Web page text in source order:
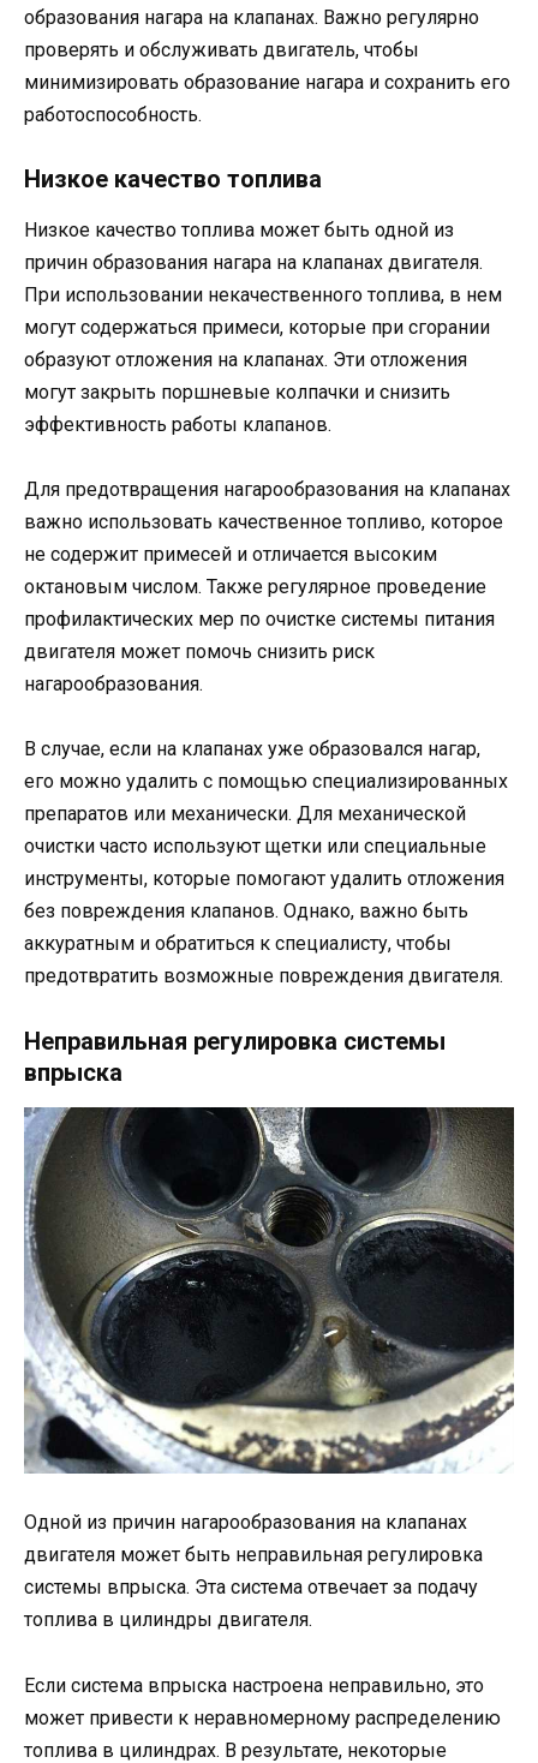
образования нагара на клапанах. Важно регулярно
проверять и обслуживать двигатель, чтобы
минимизировать образование нагара и сохранить его
работоспособность.
Низкое качество топлива
Низкое качество топлива может быть одной из
причин образования нагара на клапанах двигателя.
При использовании некачественного топлива, в нем
могут содержаться примеси, которые при сгорании
образуют отложения на клапанах. Эти отложения
могут закрыть поршневые колпачки и снизить
эффективность работы клапанов.
Для предотвращения нагарообразования на клапанах
важно использовать качественное топливо, которое
не содержит примесей и отличается высоким
октановым числом. Также регулярное проведение
профилактических мер по очистке системы питания
двигателя может помочь снизить риск
нагарообразования.
В случае, если на клапанах уже образовался нагар,
его можно удалить с помощью специализированных
препаратов или механически. Для механической
очистки часто используют щетки или специальные
инструменты, которые помогают удалить отложения
без повреждения клапанов. Однако, важно быть
аккуратным и обратиться к специалисту, чтобы
предотвратить возможные повреждения двигателя.
Неправильная регулировка системы
впрыска
Одной из причин нагарообразования на клапанах
двигателя может быть неправильная регулировка
системы впрыска. Эта система отвечает за подачу
топлива в цилиндры двигателя.
Если система впрыска настроена неправильно, это
может привести к неравномерному распределению
топлива в цилиндрах. В результате, некоторые